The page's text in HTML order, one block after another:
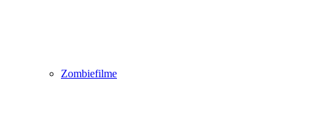
Zombiefilme